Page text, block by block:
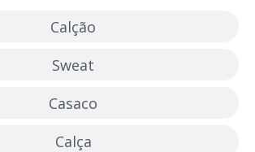
Calção
Sweat
Casaco
Calça